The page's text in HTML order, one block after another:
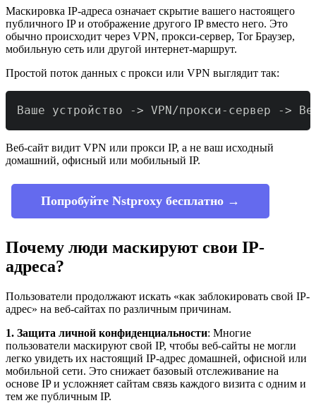
Маскировка IP-адреса означает скрытие вашего настоящего
публичного IP и отображение другого IP вместо него. Это
обычно происходит через VPN, прокси-сервер, Tor Браузер,
мобильную сеть или другой интернет-маршрут.
Простой поток данных с прокси или VPN выглядит так:
Ваше устройство -> VPN/прокси-сервер ->
Веб-сайт видит VPN или прокси IP, а не ваш исходный
домашний, офисный или мобильный IP.
Попробуйте Nstproxy бесплатно →
Почему люди маскируют свои IP-
адреса?
Пользователи продолжают искать «как заблокировать свой IP-
адрес» на веб-сайтах по различным причинам.
1. Защита личной конфиденциальности: Многие
пользователи маскируют свой IP, чтобы веб-сайты не могли
легко увидеть их настоящий IP-адрес домашней, офисной или
мобильной сети. Это снижает базовый отслеживание на
основе IP и усложняет сайтам связь каждого визита с одним и
тем же публичным IP.